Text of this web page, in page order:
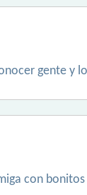
gente y
con